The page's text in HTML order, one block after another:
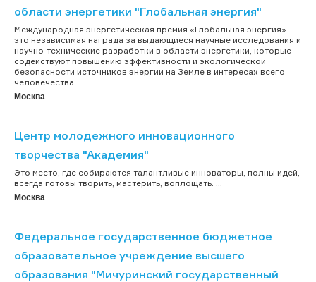
области энергетики "Глобальная энергия"
Международная энергетическая премия «Глобальная энергия» -
это независимая награда за выдающиеся научные исследования и
научно-технические разработки в области энергетики, которые
содействуют повышению эффективности и экологической
безопасности источников энергии на Земле в интересах всего
человечества. ...
Москва
Центр молодежного инновационного
творчества "Академия"
Это место, где собираются талантливые инноваторы, полны идей,
всегда готовы творить, мастерить, воплощать. ...
Москва
Федеральное государственное бюджетное
образовательное учреждение высшего
образования "Мичуринский государственный